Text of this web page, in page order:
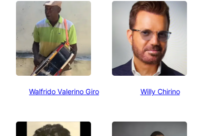
Walfrido Valerino Giro Willy Chirino